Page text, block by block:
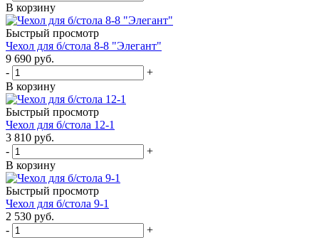
В корзину
Быстрый просмотр
Чехол для б/стола 8-8 "Элегант"
9 690 руб.
-
+
В корзину
Быстрый просмотр
Чехол для б/стола 12-1
3 810 руб.
-
+
В корзину
Быстрый просмотр
Чехол для б/стола 9-1
2 530 руб.
-
+